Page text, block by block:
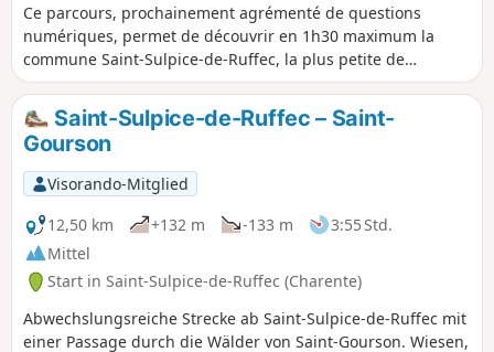
Ce parcours, prochainement agrémenté de questions
numériques, permet de découvrir en 1h30 maximum la
commune Saint-Sulpice-de-Ruffec, la plus petite de
Charente par sa population (36 habitants).
Saint-Sulpice-de-Ruffec – Saint-
Gourson
Visorando-Mitglied
12,50 km
+132 m -133 m
3:55 Std.
Mittel
Start in Saint-Sulpice-de-Ruffec (Charente)
Abwechslungsreiche Strecke ab Saint-Sulpice-de-Ruffec mit
einer Passage durch die Wälder von Saint-Gourson. Wiesen,